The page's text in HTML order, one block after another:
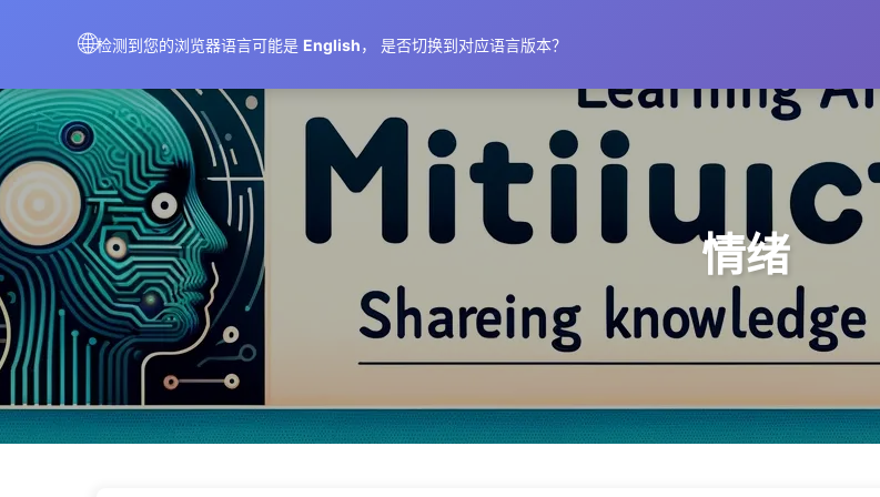
🌐检测到您的浏览器语言可能是 English， 是否切换到对应语言版本？
AIMeticulously
情绪